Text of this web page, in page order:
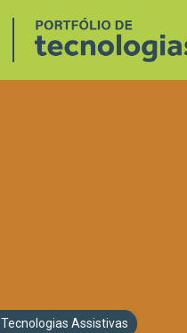
Tecnologias Assistivas